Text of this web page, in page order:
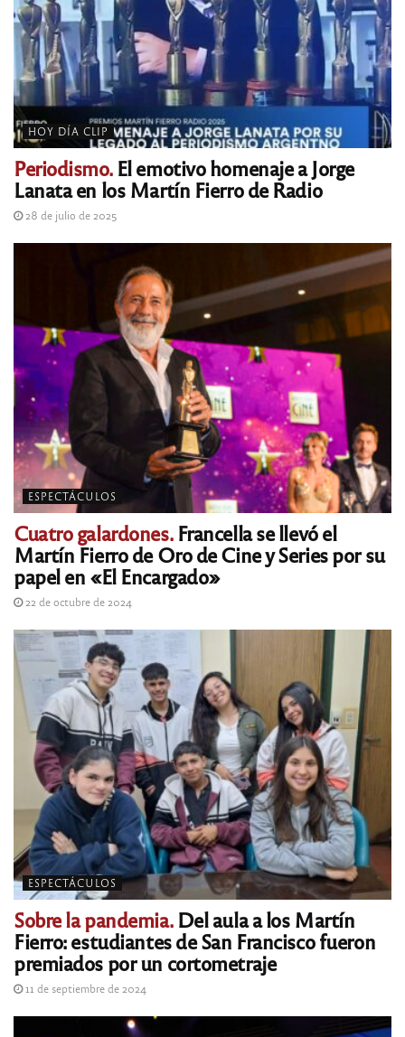
HOY DÍA CLIP
Periodismo.El emotivo homenaje a Jorge
Lanata en los Martín Fierro de Radio
28 de julio de 2025
ESPECTÁCULOS
Cuatro galardones.Francella se llevó el
Martín Fierro de Oro de Cine y Series por su
papel en «El Encargado»
22 de octubre de 2024
ESPECTÁCULOS
Sobre la pandemia.Del aula a los Martín
Fierro: estudiantes de San Francisco fueron
premiados por un cortometraje
11 de septiembre de 2024